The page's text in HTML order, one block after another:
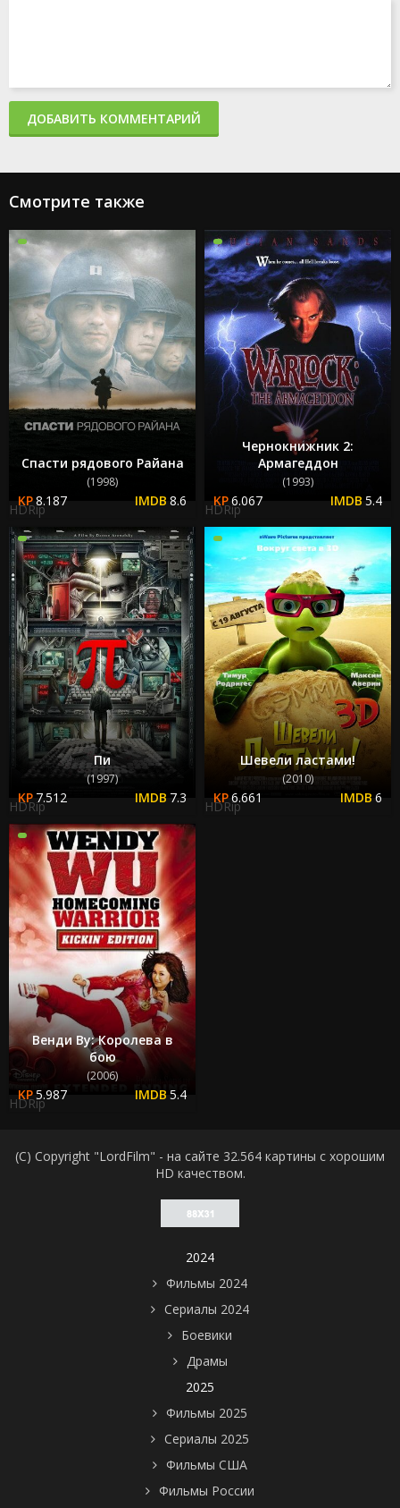
ДОБАВИТЬ КОММЕНТАРИЙ
Смотрите также
Спасти рядового Райана
(1998)
8.187 8.6
HDRip
Чернокнижник 2:
Армагеддон
(1993)
6.067 5.4
HDRip
Пи
(1997)
7.512 7.3
HDRip
Шевели ластами!
(2010)
6.661 6
HDRip
Венди Ву: Королева в
бою
(2006)
5.987 5.4
HDRip
(C) Copyright "LordFilm" - на сайте 32.564 картины с хорошим
HD качеством.
2024
Фильмы 2024
Сериалы 2024
Боевики
Драмы
2025
Фильмы 2025
Сериалы 2025
Фильмы США
Фильмы России